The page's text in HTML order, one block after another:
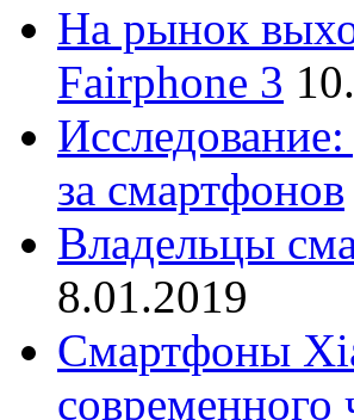
На рынок
Fairphone 3
за смартфонов
Владельцы
8.01.2019
Cмартфоны
современного